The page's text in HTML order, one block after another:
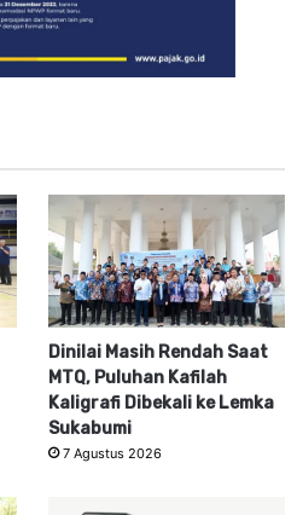
Dinilai Masih Rendah Saat
MTQ, Puluhan Kafilah
Kaligrafi Dibekali ke Lemka
Sukabumi
7 Agustus 2026